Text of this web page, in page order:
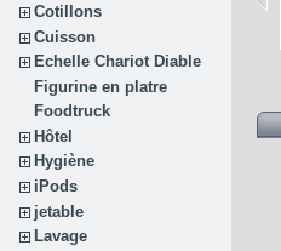
Cotillons
Cuisson
Echelle Chariot Diable
Figurine en platre
Foodtruck
Hôtel
Hygiène
iPods
jetable
Lavage
Autocuiseur... Autocuiseur...